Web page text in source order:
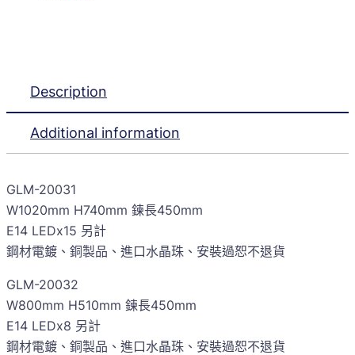
Description
Additional information
GLM-20031
W1020mm H740mm 鍊長450mm
E14 LEDx15 另計
鋼材電鍍、銅製品、進口水晶珠、安裝過恕不退貨
GLM-20032
W800mm H510mm 鍊長450mm
E14 LEDx8 另計
鋼材電鍍、銅製品、進口水晶珠、安裝過恕不退貨